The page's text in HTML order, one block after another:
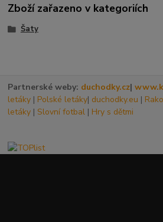
Zboží zařazeno v kategoriích
Šaty
Partnerské weby: duchodky.cz|
letáky | Polské letáky| duchodky.eu |
letáky | Slovní fotbal | Hry s dětmi